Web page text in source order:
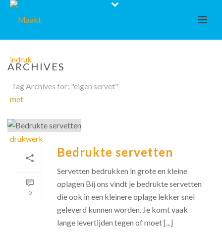
ARCHIVES
Tag Archives for: "eigen servet"
0
Bedrukte servetten
Servetten bedrukken in grote en kleine
oplagen Bij ons vindt je bedrukte servetten
die ook in een kleinere oplage lekker snel
geleverd kunnen worden. Je komt vaak
lange levertijden tegen of moet [...]